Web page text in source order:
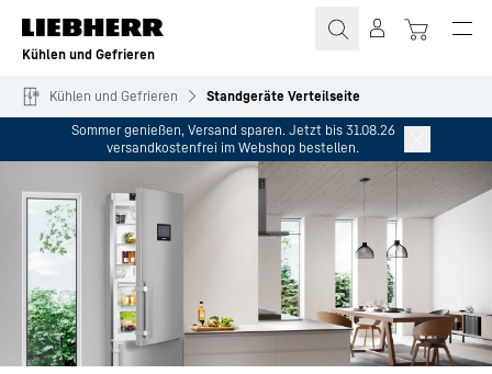
Zum Inhalt springen
Kühlen und Gefrieren
Kühlen und Gefrieren Standgeräte Verteilseite
Sommer genießen, Versand sparen. Jetzt bis 31.08.26
versandkostenfrei im Webshop bestellen.